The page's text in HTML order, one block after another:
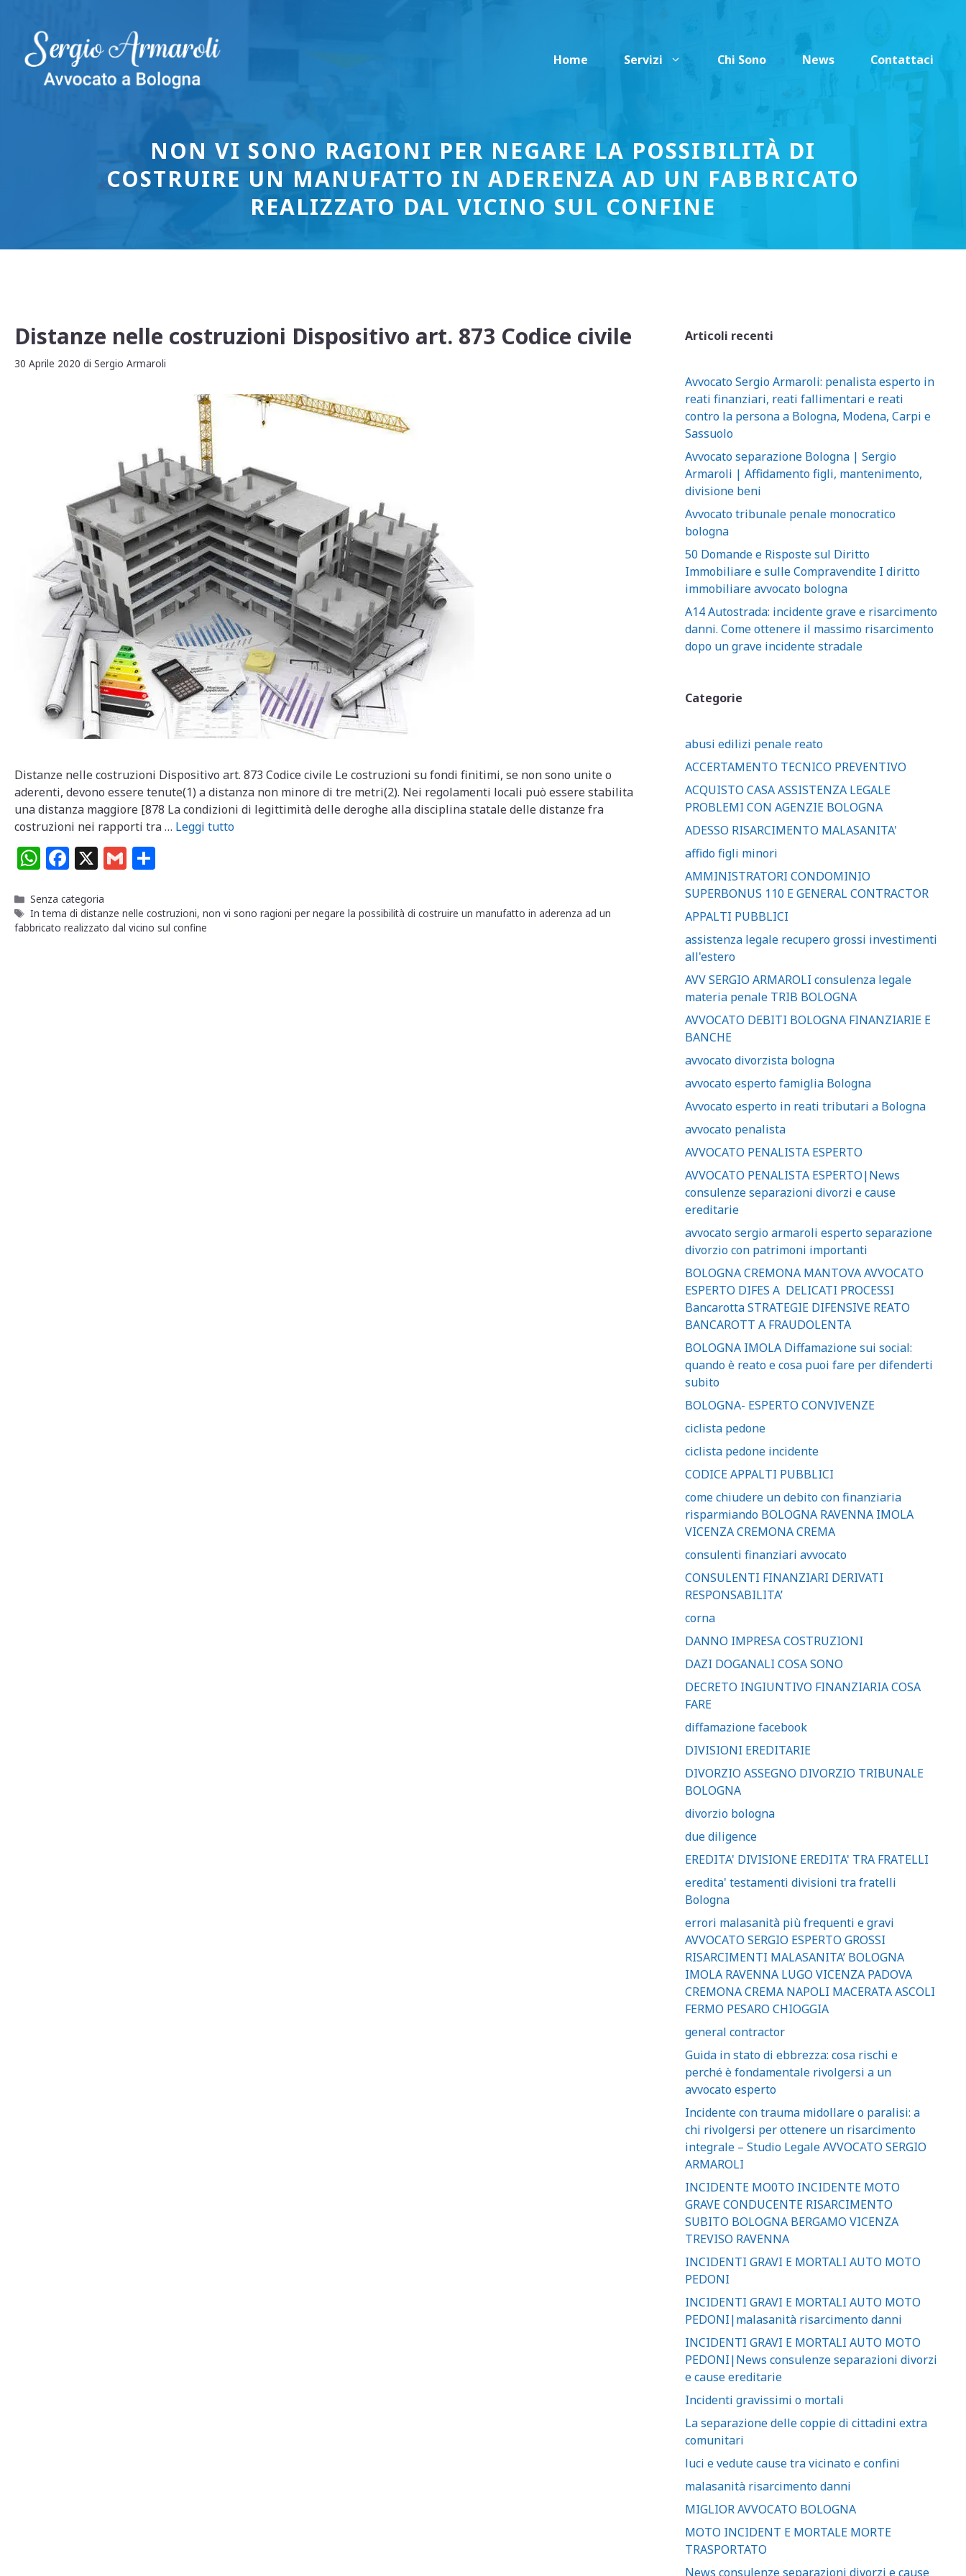
contenuto
Home
Servizi Chi Sono News Contattaci
NON VI SONO RAGIONI PER NEGARE LA POSSIBILITÀ DI
COSTRUIRE UN MANUFATTO IN ADERENZA AD UN FABBRICATO
REALIZZATO DAL VICINO SUL CONFINE
Distanze nelle costruzioni Dispositivo art. 873 Codice civile
30 Aprile 2020 di Sergio Armaroli
Distanze nelle costruzioni Dispositivo art. 873 Codice civile Le costruzioni su fondi finitimi, se non sono unite o
aderenti, devono essere tenute(1) a distanza non minore di tre metri(2). Nei regolamenti locali può essere stabilita
una distanza maggiore [878 La condizioni di legittimità delle deroghe alla disciplina statale delle distanze fra
costruzioni nei rapporti tra … Leggi tutto
W
at
s
F
c
e
X G
ai
l
n
di
Categorie
Senza categoria
Tag
In tema di distanze nelle costruzioni, non vi sono ragioni per negare la possibilità di costruire un manufatto in aderenza ad un
fabbricato realizzato dal vicino sul confine
Articoli recenti
Avvocato Sergio Armaroli: penalista esperto in
reati finanziari, reati fallimentari e reati
contro la persona a Bologna, Modena, Carpi e
Sassuolo
Avvocato separazione Bologna | Sergio
Armaroli | Affidamento figli, mantenimento,
divisione beni
Avvocato tribunale penale monocratico
bologna
50 Domande e Risposte sul Diritto
Immobiliare e sulle Compravendite I diritto
immobiliare avvocato bologna
A14 Autostrada: incidente grave e risarcimento
danni. Come ottenere il massimo risarcimento
dopo un grave incidente stradale
Categorie
abusi edilizi penale reato
ACCERTAMENTO TECNICO PREVENTIVO
ACQUISTO CASA ASSISTENZA LEGALE
PROBLEMI CON AGENZIE BOLOGNA
ADESSO RISARCIMENTO MALASANITA'
affido figli minori
AMMINISTRATORI CONDOMINIO
SUPERBONUS 110 E GENERAL CONTRACTOR
APPALTI PUBBLICI
assistenza legale recupero grossi investimenti
all'estero
AVV SERGIO ARMAROLI consulenza legale
materia penale TRIB BOLOGNA
AVVOCATO DEBITI BOLOGNA FINANZIARIE E
BANCHE
avvocato divorzista bologna
avvocato esperto famiglia Bologna
Avvocato esperto in reati tributari a Bologna
avvocato penalista
AVVOCATO PENALISTA ESPERTO
AVVOCATO PENALISTA ESPERTO|News
consulenze separazioni divorzi e cause
ereditarie
avvocato sergio armaroli esperto separazione
divorzio con patrimoni importanti
BOLOGNA CREMONA MANTOVA AVVOCATO
ESPERTO DIFES A DELICATI PROCESSI
Bancarotta STRATEGIE DIFENSIVE REATO
BANCAROTT A FRAUDOLENTA
BOLOGNA IMOLA Diffamazione sui social:
quando è reato e cosa puoi fare per difenderti
subito
BOLOGNA- ESPERTO CONVIVENZE
ciclista pedone
ciclista pedone incidente
CODICE APPALTI PUBBLICI
come chiudere un debito con finanziaria
risparmiando BOLOGNA RAVENNA IMOLA
VICENZA CREMONA CREMA
consulenti finanziari avvocato
CONSULENTI FINANZIARI DERIVATI
RESPONSABILITA’
corna
DANNO IMPRESA COSTRUZIONI
DAZI DOGANALI COSA SONO
DECRETO INGIUNTIVO FINANZIARIA COSA
FARE
diffamazione facebook
DIVISIONI EREDITARIE
DIVORZIO ASSEGNO DIVORZIO TRIBUNALE
BOLOGNA
divorzio bologna
due diligence
EREDITA' DIVISIONE EREDITA' TRA FRATELLI
eredita' testamenti divisioni tra fratelli
Bologna
errori malasanità più frequenti e gravi
AVVOCATO SERGIO ESPERTO GROSSI
RISARCIMENTI MALASANITA’ BOLOGNA
IMOLA RAVENNA LUGO VICENZA PADOVA
CREMONA CREMA NAPOLI MACERATA ASCOLI
FERMO PESARO CHIOGGIA
general contractor
Guida in stato di ebbrezza: cosa rischi e
perché è fondamentale rivolgersi a un
avvocato esperto
Incidente con trauma midollare o paralisi: a
chi rivolgersi per ottenere un risarcimento
integrale – Studio Legale AVVOCATO SERGIO
ARMAROLI
INCIDENTE MO0TO INCIDENTE MOTO
GRAVE CONDUCENTE RISARCIMENTO
SUBITO BOLOGNA BERGAMO VICENZA
TREVISO RAVENNA
INCIDENTI GRAVI E MORTALI AUTO MOTO
PEDONI
INCIDENTI GRAVI E MORTALI AUTO MOTO
PEDONI|malasanità risarcimento danni
INCIDENTI GRAVI E MORTALI AUTO MOTO
PEDONI|News consulenze separazioni divorzi
e cause ereditarie
Incidenti gravissimi o mortali
La separazione delle coppie di cittadini extra
comunitari
luci e vedute cause tra vicinato e confini
malasanità risarcimento danni
MIGLIOR AVVOCATO BOLOGNA
MOTO INCIDENT E MORTALE MORTE
TRASPORTATO
News consulenze separazioni divorzi e cause